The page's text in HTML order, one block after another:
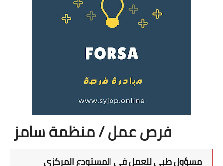
فرص عمل / منظمة سامز
مسؤول طبي للعمل في المستودع المركزي